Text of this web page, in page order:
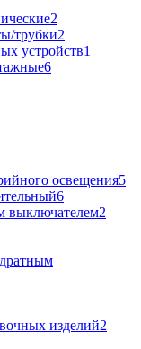
2
трубки2
устройств1
6
освещения5
6
выключателем2
изделий2